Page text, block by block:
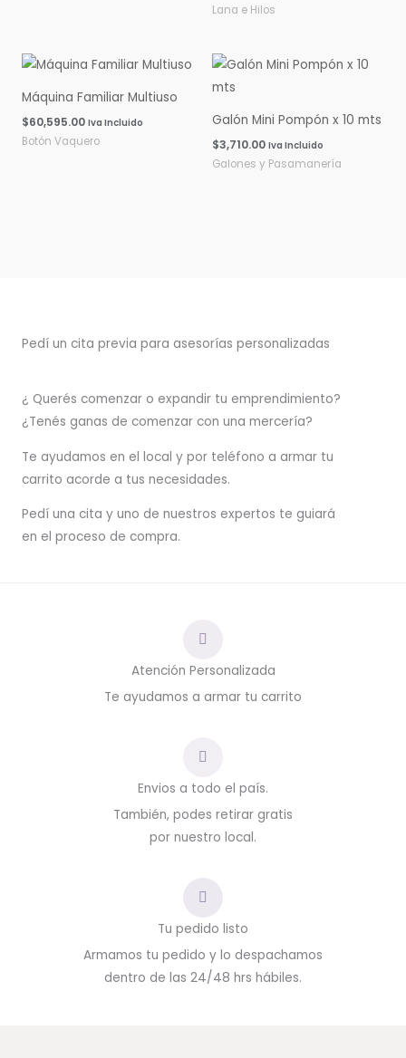
Lana e Hilos
Máquina Familiar Multiuso
$60,595.00 Iva Incluido
Botón Vaquero
Galón Mini Pompón x 10 mts
$3,710.00 Iva Incluido
Galones y Pasamanería
Pedí un cita previa para asesorías personalizadas
¿ Querés comenzar o expandir tu emprendimiento?
¿Tenés ganas de comenzar con una mercería?
Te ayudamos en el local y por teléfono a armar tu
carrito acorde a tus necesidades.
Pedí una cita y uno de nuestros expertos te guiará
en el proceso de compra.
Atención Personalizada
Te ayudamos a armar tu carrito
Envios a todo el país.
También, podes retirar gratis
por nuestro local.
Tu pedido listo
Armamos tu pedido y lo despachamos
dentro de las 24/48 hrs hábiles.